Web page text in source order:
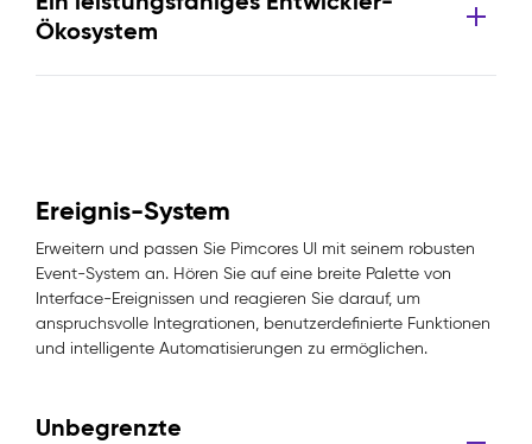
Ökosystem
Ereignis-System
Erweitern und passen Sie Pimcores UI mit seinem robusten
Event-System an. Hören Sie auf eine breite Palette von
Interface-Ereignissen und reagieren Sie darauf, um
anspruchsvolle Integrationen, benutzerdefinierte Funktionen
und intelligente Automatisierungen zu ermöglichen.
Unbegrenzte